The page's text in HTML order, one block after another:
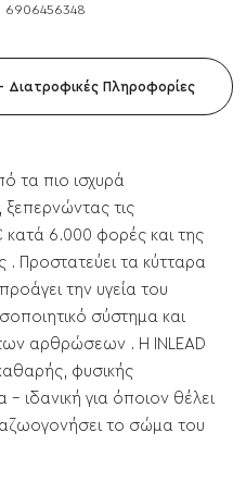
6906456348
Διατροφικές Πληροφορίες
τα πιο ισχυρά
, ξεπερνώντας τις
κατά 6.000 φορές και της
. Προστατεύει τα κύτταρα
την υγεία του
σύστημα και
των αρθρώσεων . Η INLEAD
φυσικής
- ιδανική για όποιον θέλει
το σώμα του